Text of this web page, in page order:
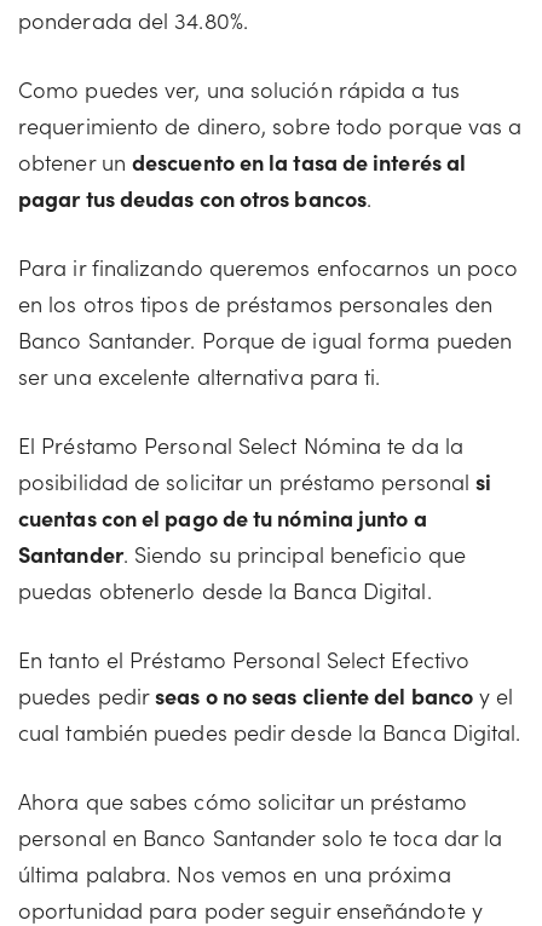
ponderada del 34.80%.
Como puedes ver, una solución rápida a tus
requerimiento de dinero, sobre todo porque vas a
obtener un descuento en la tasa de interés al
pagar tus deudas con otros bancos.
Para ir finalizando queremos enfocarnos un poco
en los otros tipos de préstamos personales den
Banco Santander. Porque de igual forma pueden
ser una excelente alternativa para ti.
El Préstamo Personal Select Nómina te da la
posibilidad de solicitar un préstamo personalsi
cuentas con el pago de tu nómina junto a
Santander. Siendo su principal beneficio que
puedas obtenerlo desde la Banca Digital.
En tanto el Préstamo Personal Select Efectivo
puedes pedirseas o no seas cliente del banco y el
cual también puedes pedir desde la Banca Digital.
Ahora que sabes cómo solicitar un préstamo
personal en Banco Santander solo te toca dar la
última palabra. Nos vemos en una próxima
oportunidad para poder seguir enseñándote y